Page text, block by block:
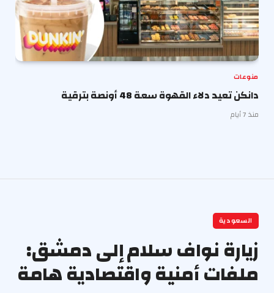
منوعات
دانكن تعيد دلاء القهوة سعة 48 أونصة بترقية
منذ 7 أيام
السعودية
زيارة نواف سلام إلى دمشق:
ملفات أمنية واقتصادية هامة